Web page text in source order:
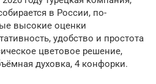
в России, по-
высокие оценки
удобство и простота
цветовое решение,
духовка, 4 конфорки.